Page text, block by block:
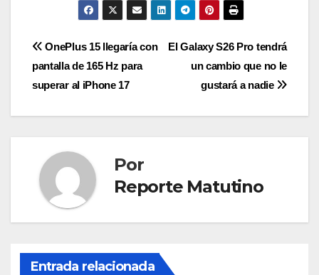
Navegación
de
entradas
El Galaxy S26 Pro tendrá
un cambio que no le
gustará a nadie
OnePlus 15 llegaría con
pantalla de 165 Hz para
superar al iPhone 17
Por
Reporte Matutino
Entrada relacionada